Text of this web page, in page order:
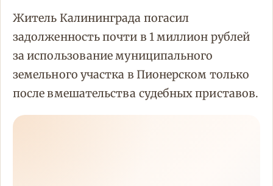
Житель Калининграда погасил
задолженность почти в 1 миллион рублей
за использование муниципального
земельного участка в Пионерском только
после вмешательства судебных приставов.